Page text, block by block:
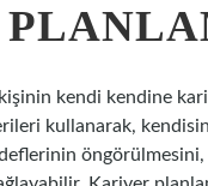
kendi kendine
kullanarak,
öngörülmesini,